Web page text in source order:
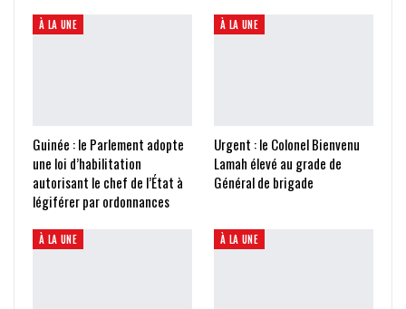
À LA UNE
Guinée : le Parlement adopte
une loi d’habilitation
autorisant le chef de l’État à
légiférer par ordonnances
À LA UNE
Urgent : le Colonel Bienvenu
Lamah élevé au grade de
Général de brigade
À LA UNE À LA UNE